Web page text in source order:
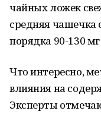
чайных ложек
средняя
порядка 90-130
Что интересно,
влияния на
Эксперты